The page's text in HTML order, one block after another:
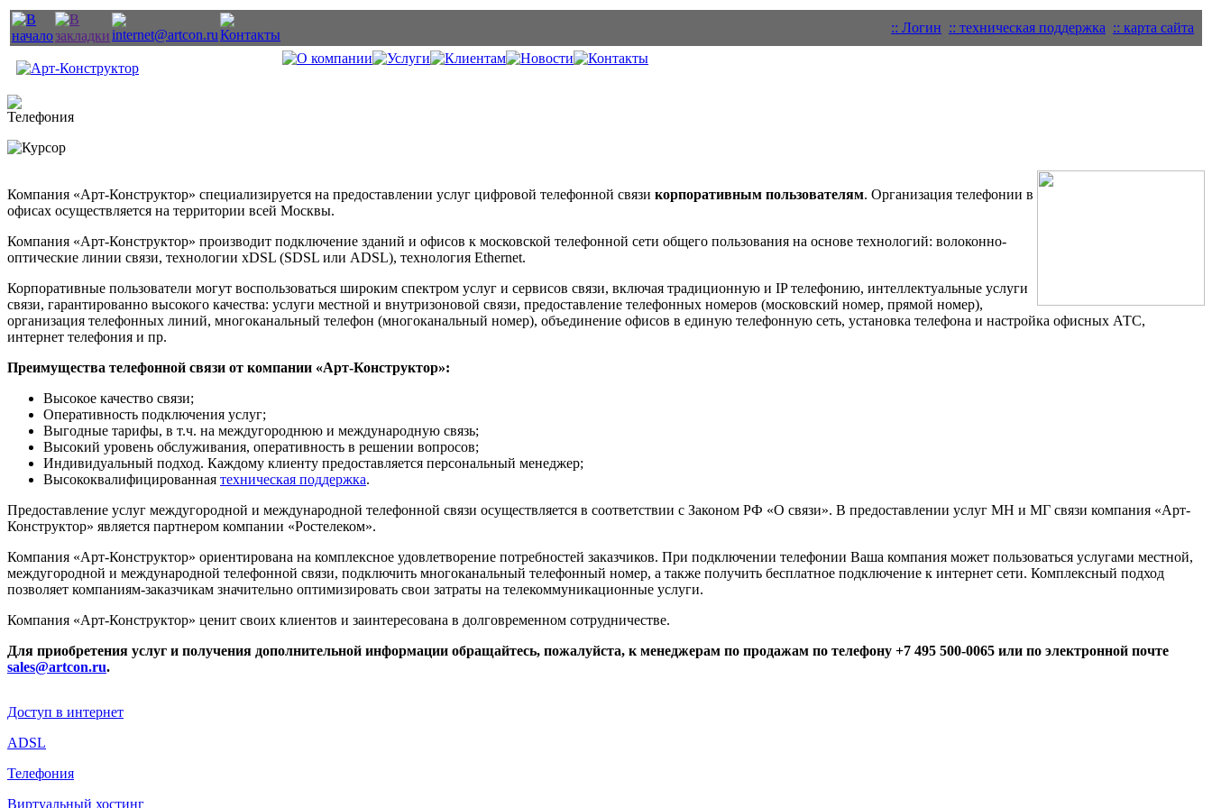
:: Логин :: техническая поддержка :: карта сайта
Компания «Арт-Конструктор» специализируется на предоставлении услуг цифровой телефонной связи корпоративным пользователям. Организация телефонии в
офисах осуществляется на территории всей Москвы.
Компания «Арт-Конструктор» производит подключение зданий и офисов к московской телефонной сети общего пользования на основе технологий: волоконно-
оптические линии связи, технологии xDSL (SDSL или ADSL), технология Ethernet.
Корпоративные пользователи могут воспользоваться широким спектром услуг и сервисов связи, включая традиционную и IP телефонию, интеллектуальные услуги
связи, гарантированно высокого качества: услуги местной и внутризоновой связи, предоставление телефонных номеров (московский номер, прямой номер),
организация телефонных линий, многоканальный телефон (многоканальный номер), объединение офисов в единую телефонную сеть, установка телефона и настройка офисных АТС,
интернет телефония и пр.
Преимущества телефонной связи от компании «Арт-Конструктор»:
Высокое качество связи;
Оперативность подключения услуг;
Выгодные тарифы, в т.ч. на междугороднюю и международную связь;
Высокий уровень обслуживания, оперативность в решении вопросов;
Индивидуальный подход. Каждому клиенту предоставляется персональный менеджер;
Высококвалифицированная техническая поддержка.
Предоставление услуг междугородной и международной телефонной связи осуществляется в соответствии с Законом РФ «О связи». В предоставлении услуг МН и МГ связи компания «Арт-
Конструктор» является партнером компании «Ростелеком».
Компания «Арт-Конструктор» ориентирована на комплексное удовлетворение потребностей заказчиков. При подключении телефонии Ваша компания может пользоваться услугами местной,
междугородной и международной телефонной связи, подключить многоканальный телефонный номер, а также получить бесплатное подключение к интернет сети. Комплексный подход
позволяет компаниям-заказчикам значительно оптимизировать свои затраты на телекоммуникационные услуги.
Компания «Арт-Конструктор» ценит своих клиентов и заинтересована в долговременном сотрудничестве.
Для приобретения услуг и получения дополнительной информации обращайтесь, пожалуйста, к менеджерам по продажам по телефону +7 495 500-0065 или по электронной почте
sales@artcon.ru.
Доступ в интернет
ADSL
Телефония
Виртуальный хостинг